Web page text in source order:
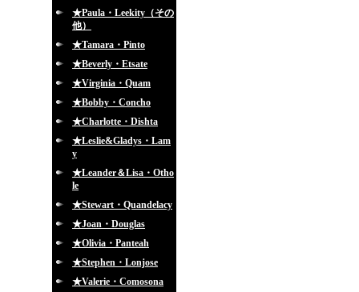
★Paula・Leekity（その
他）
★Tamara・Pinto
★Beverly・Etsate
★Virginia・Quam
★Bobby・Concho
★Charlotte・Dishta
★Leslie&Gladys・Lam
y
★Leander＆Lisa・Otho
le
★Stewart・Quandelacy
★Joan・Douglas
★Olivia・Panteah
★Stephen・Lonjose
★Valerie・Comosona